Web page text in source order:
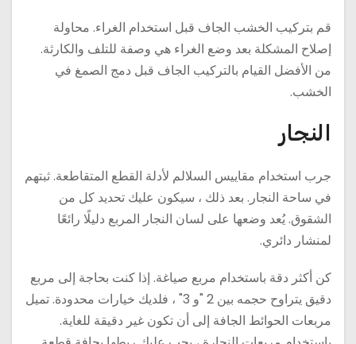
قم بتركيب الخشب الجاف قبل استخدام الغراء. محاولة
إصلاح المشكلة بعد وضع الغراء هي وصفة للتلف والكارثة.
من الأفضل القيام بالتركيب الجاف قبل دمج الصمغ في
الخشب.
النجار
جرب استخدام مقاييس السلالم لأدلة القطع المتقاطعة. ثبتهم
في ساحة النجار. بعد ذلك ، سيكون عليك تحديد كل من
الشقوق. يُعد وضعها على لسان النجار المربع دليلًا رائعًا
لمنشار دائري.
كن أكثر دقة باستخدام مربع صياغة. إذا كنت بحاجة إلى مربع
دقيق يتراوح حجمه بين 2 "و 3" ، فلديك خيارات محدودة. تميل
مربعات الحوائط الجافة إلى أن تكون غير دقيقة للغاية.